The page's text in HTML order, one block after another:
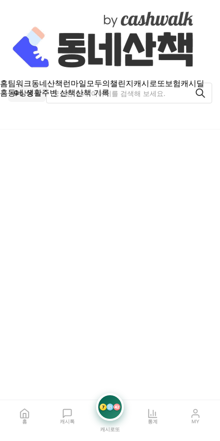
홈팀워크동네산책런마일모두의챌린지캐시로또보험캐시딜
홈동네 생활주변 산책산책 기록
상동
홈 캐시톡
7 21 42
캐시로또
통계 MY